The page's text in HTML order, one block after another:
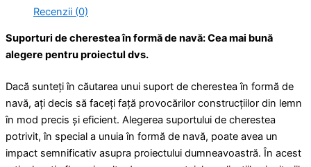
Recenzii (0)
Suporturi de cherestea în formă de navă: Cea mai bună
alegere pentru proiectul dvs.
Dacă sunteți în căutarea unui suport de cherestea în formă de
navă, ați decis să faceți față provocărilor construcțiilor din lemn
în mod precis și eficient. Alegerea suportului de cherestea
potrivit, în special a unuia în formă de navă, poate avea un
impact semnificativ asupra proiectului dumneavoastră. În acest